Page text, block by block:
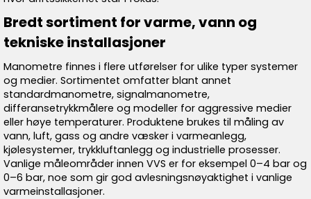
Bredt sortiment for varme, vann og
tekniske installasjoner
Manometre finnes i flere utførelser for ulike typer systemer
og medier. Sortimentet omfatter blant annet
standardmanometre, signalmanometre,
differansetrykkmålere og modeller for aggressive medier
eller høye temperaturer. Produktene brukes til måling av
vann, luft, gass og andre væsker i varmeanlegg,
kjølesystemer, trykkluftanlegg og industrielle prosesser.
Vanlige måleområder innen VVS er for eksempel 0–4 bar og
0–6 bar, noe som gir god avlesningsnøyaktighet i vanlige
varmeinstallasjoner.